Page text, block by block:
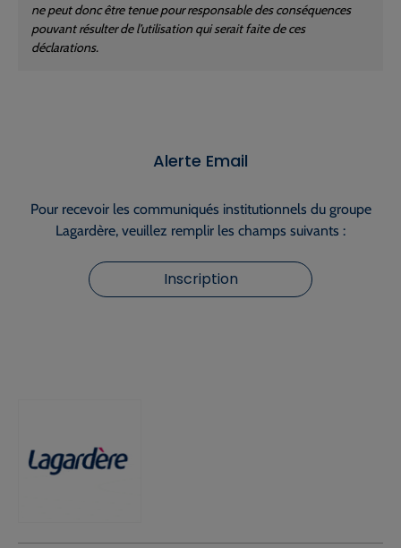
ne peut donc être tenue pour responsable des conséquences
pouvant résulter de l’utilisation qui serait faite de ces
déclarations.
Alerte Email
Pour recevoir les communiqués institutionnels du groupe
Lagardère, veuillez remplir les champs suivants :
Inscription